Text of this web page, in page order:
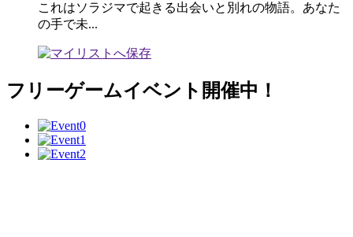
これはソラジマで起きる出会いと別れの物語。あなた
の手で未...
フリーゲームイベント開催中！